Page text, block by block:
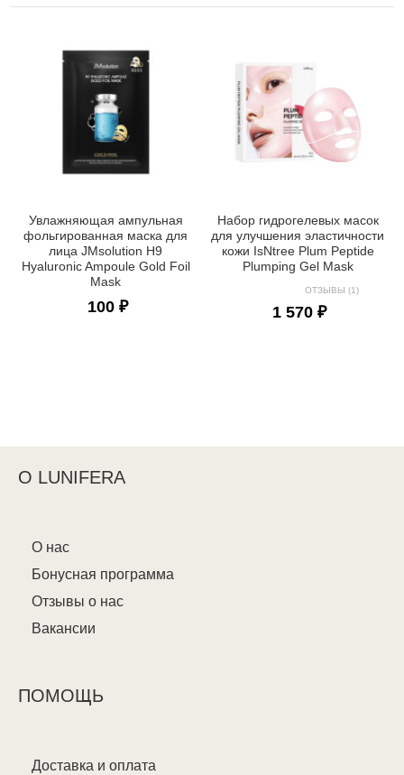
Увлажняющая ампульная
фольгированная маска для
лица JMsolution H9
Hyaluronic Ampoule Gold Foil
Mask
100 ₽
Набор гидрогелевых масок
для улучшения эластичности
кожи IsNtree Plum Peptide
Plumping Gel Mask
ОТЗЫВЫ (1)
1 570 ₽
О LUNIFERA
О нас
Бонусная программа
Отзывы о нас
Вакансии
ПОМОЩЬ
Доставка и оплата